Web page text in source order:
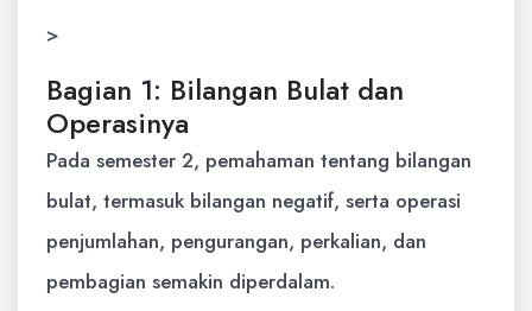
>
Bagian 1: Bilangan Bulat dan
Operasinya
Pada semester 2, pemahaman tentang bilangan
bulat, termasuk bilangan negatif, serta operasi
penjumlahan, pengurangan, perkalian, dan
pembagian semakin diperdalam.